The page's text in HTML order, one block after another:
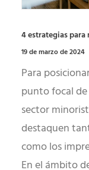
4 estrategias
19 de marzo de 2024
Para
punto focal
sector
destaquen
como los
En el ámbito